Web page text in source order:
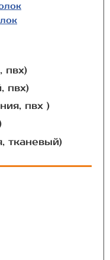
пвх)
пвх)
пвх )
тканевый)